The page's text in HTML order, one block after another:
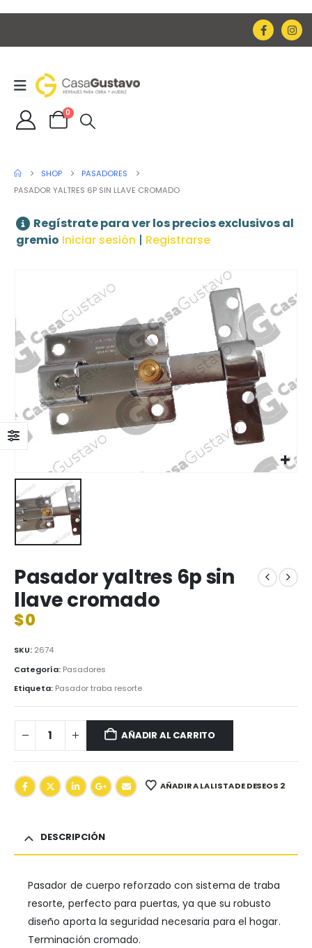
0
SHOP
PASADORES
PASADOR YALTRES 6P SIN LLAVE CROMADO
Regístrate para ver los precios exclusivos al
gremio Iniciar sesión | Registrarse
Pasador yaltres 6p sin
llave cromado
$0
SKU: 2674
Categoría: Pasadores
Etiqueta: Pasador traba resorte
AÑADIR AL CARRITO
AÑADIR A LA LISTA DE DESEOS 2
DESCRIPCIÓN
Pasador de cuerpo reforzado con sistema de traba
resorte, perfecto para puertas, ya que su robusto
diseño aporta la seguridad necesaria para el hogar.
Terminación cromado.